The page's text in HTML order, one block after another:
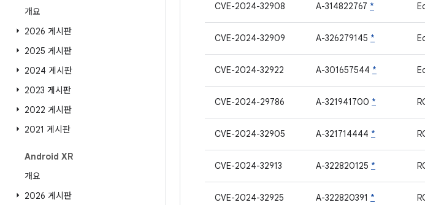
개요
2026 게시판
2025 게시판
2024 게시판
2023 게시판
2022 게시판
2021 게시판
Android XR
개요
2026 게시판
CVE-2024-32908 A-314822767 *
CVE-2024-32909 A-326279145 *
CVE-2024-32922 A-301657544 *
CVE-2024-29786 A-321941700 *
CVE-2024-32905 A-321714444 *
CVE-2024-32913 A-322820125 *
CVE-2024-32925 A-322820391 *